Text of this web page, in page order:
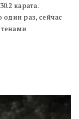
карата.
один раз, сейчас